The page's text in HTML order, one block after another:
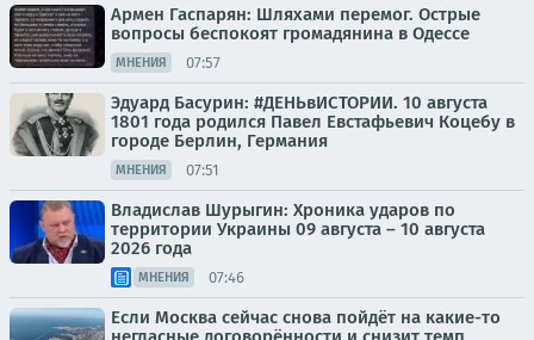
Армен Гаспарян: Шляхами перемог. Острые
вопросы беспокоят громадянина в Одессе
МНЕНИЯ 07:57
Эдуард Басурин: #ДЕНЬвИСТОРИИ. 10 августа
1801 года родился Павел Евстафьевич Коцебу в
городе Берлин, Германия
МНЕНИЯ 07:51
Владислав Шурыгин: Хроника ударов по
территории Украины 09 августа – 10 августа
2026 года
МНЕНИЯ 07:46
Если Москва сейчас снова пойдёт на какие-то